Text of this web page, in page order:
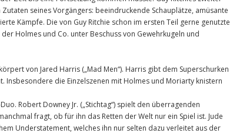
seines Vorgängers: beeindruckende Schauplätze, amüsante
Kämpfe. Die von Guy Ritchie schon im ersten Teil gerne genutzte
Holmes und Co. unter Beschuss von Gewehrkugeln und
von Jared Harris („Mad Men“). Harris gibt dem Superschurken
die Einzelszenen mit Holmes und Moriarty knistern
Robert Downey Jr. („Stichtag“) spielt den überragenden
fragt, ob für ihn das Retten der Welt nur ein Spiel ist. Jude
Understatement, welches ihn nur selten dazu verleitet aus der